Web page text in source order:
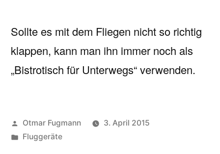
Sollte es mit dem Fliegen nicht so richtig
klappen, kann man ihn immer noch als
„Bistrotisch für Unterwegs“ verwenden.
Veröffentlicht
von
Otmar Fugmann
3. April 2015
Veröffentlicht
Fluggeräte